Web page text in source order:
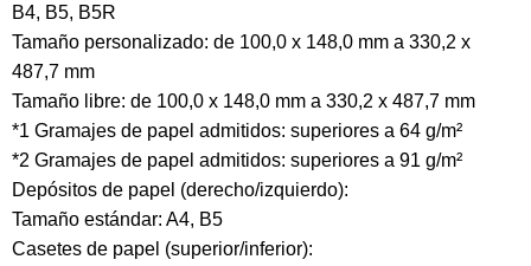
B4, B5, B5R
Tamaño personalizado: de 100,0 x 148,0 mm a 330,2 x
487,7 mm
Tamaño libre: de 100,0 x 148,0 mm a 330,2 x 487,7 mm
*1 Gramajes de papel admitidos: superiores a 64 g/m²
*2 Gramajes de papel admitidos: superiores a 91 g/m²
Depósitos de papel (derecho/izquierdo):
Tamaño estándar: A4, B5
Casetes de papel (superior/inferior):